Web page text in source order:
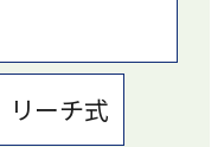
リーチ式